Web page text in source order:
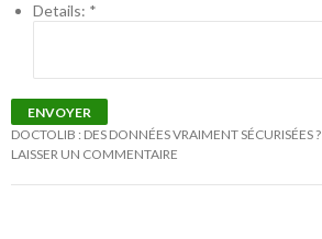
Details: *
ENVOYER
DOCTOLIB : DES DONNÉES VRAIMENT SÉCURISÉES ?
LAISSER UN COMMENTAIRE